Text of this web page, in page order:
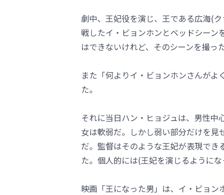
劇中、王妃役を演じ、王である広海(
戦したイ・ビョンホンとベッドシーン
はできないけれど、そのシーンを撮っ
また「何よりイ・ビョンホンさんが
た。
それに当日ハン・ヒョジュは、男性
女は軟弱だ。しかし弱い部分だけを
だ。監督はそのような王妃が表現で
た。個人的には(王妃を演じるように
映画「王になった男」は、イ・ビョ